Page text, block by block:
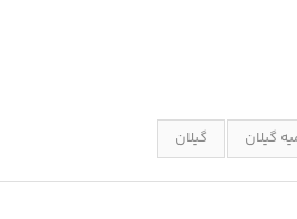
گیلان گیلان